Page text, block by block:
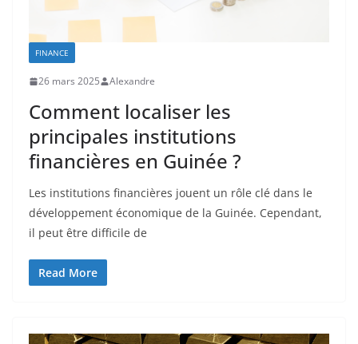
FINANCE
26 mars 2025 Alexandre
Comment localiser les
principales institutions
financières en Guinée ?
Les institutions financières jouent un rôle clé dans le
développement économique de la Guinée. Cependant,
il peut être difficile de
Read More